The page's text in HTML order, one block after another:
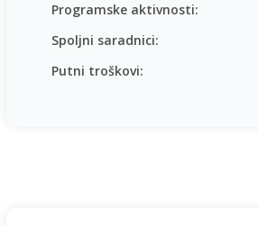
Programske aktivnosti:
Spoljni saradnici:
Putni troškovi: